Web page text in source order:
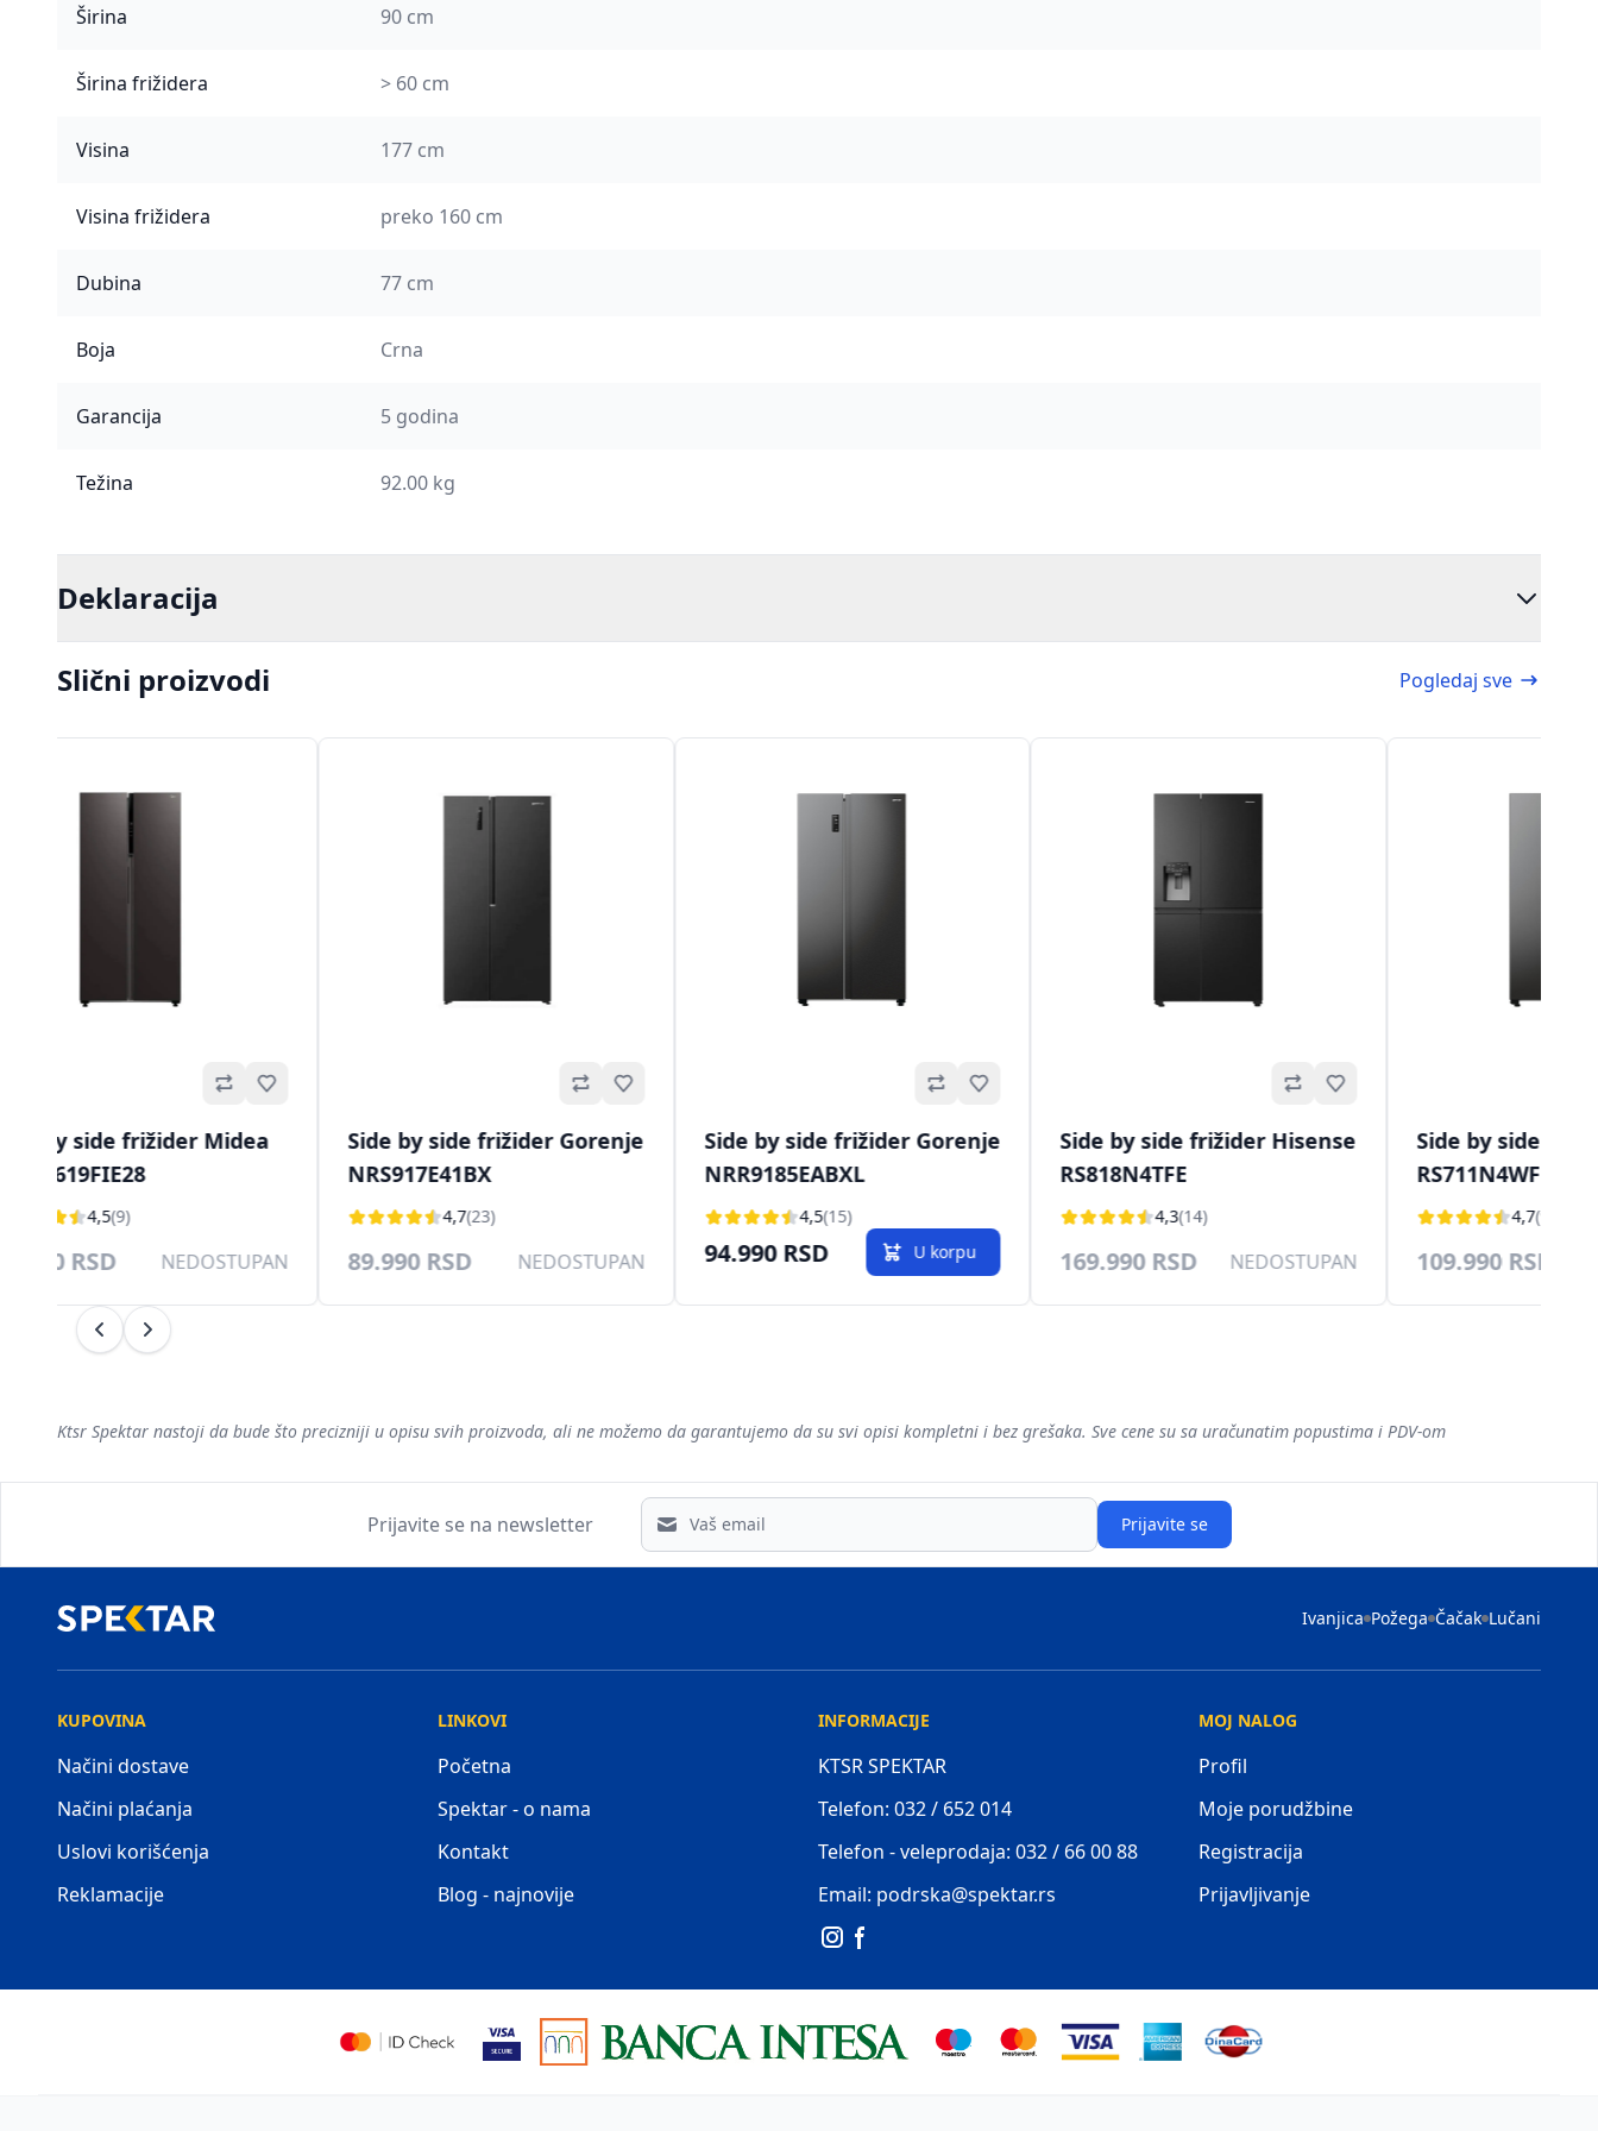
Širina 90 cm
Širina frižidera > 60 cm
Visina 177 cm
Visina frižidera preko 160 cm
Dubina 77 cm
Boja Crna
Garancija 5 godina
Težina 92.00 kg
Deklaracija
Slični proizvodi Pogledaj sve
Omiljeno
by side frižider Midea
4,5(9)
RSD NEDOSTUPAN
Omiljeno
Side by side frižider Gorenje
NRS917E41BX
4,7(23)
89.990 RSD NEDOSTUPAN
Omiljeno
Side by side frižider Gorenje
NRR9185EABXL
4,5(15)
94.990 RSD U korpu
Omiljeno
Side by side frižider Hisense
RS818N4TFE
4,3(14)
169.990 RSD NEDOSTUPAN
Side by side
RS711N4WFE
4,7(9)
109.990 RSD
Prethodni
Sledeći
Ktsr Spektar nastoji da bude što precizniji u opisu svih proizvoda, ali ne možemo da garantujemo da su svi opisi kompletni i bez grešaka. Sve cene su sa uračunatim popustima i PDV-om
Prijavite se na newsletter
Email address
Prijavite se
Ivanjica Požega Čačak Lučani
KUPOVINA
Načini dostave
Načini plaćanja
Uslovi korišćenja
Reklamacije
LINKOVI
Početna
Spektar - o nama
Kontakt
Blog - najnovije
INFORMACIJE
KTSR SPEKTAR
Telefon: 032 / 652 014
Telefon - veleprodaja: 032 / 66 00 88
Email: podrska@spektar.rs
MOJ NALOG
Profil
Moje porudžbine
Registracija
Prijavljivanje